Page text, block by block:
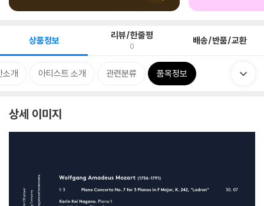
상품정보 리뷰/한줄평
0 배송/반품/교환
소개 아티스트 소개 관련분류 품목정보
상세 이미지